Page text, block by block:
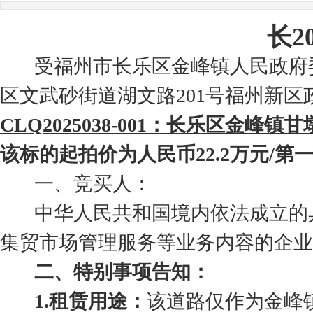
长
受福州市长乐区金峰镇人民政府
区文武砂街道湖文路201号福州新
CLQ2025038-001：长乐区金峰镇
该标的起拍价为人民币22.2万元/第
一、竞买人：
中华人民共和国境内依法成立的
集贸市场管理服务等业务内容的企
二、特别事项告知：
1.租赁用途： 该道路仅作为金峰